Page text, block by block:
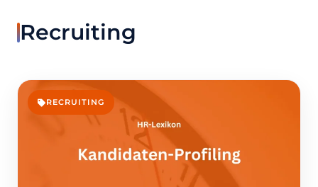
Recruiting
RECRUITING